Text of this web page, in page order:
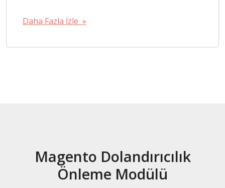
Daha Fazla İzle »
Magento Dolandırıcılık
Önleme Modülü